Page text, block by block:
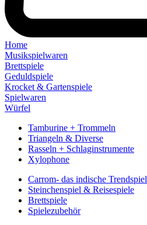
Home
Musikspielwaren
Brettspiele
Geduldspiele
Krocket & Gartenspiele
Spielwaren
Würfel
Tamburine + Trommeln
Triangeln & Diverse
Rasseln + Schlaginstrumente
Xylophone
Carrom- das indische Trendspiel
Steinchenspiel & Reisespiele
Brettspiele
Spielezubehör